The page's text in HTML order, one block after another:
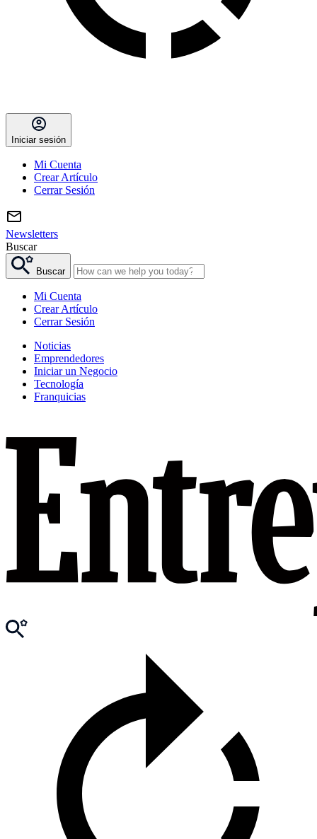
Iniciar sesión
Mi Cuenta
Crear Artículo
Cerrar Sesión
Newsletters
Buscar
Buscar
Mi Cuenta
Crear Artículo
Cerrar Sesión
Noticias
Emprendedores
Iniciar un Negocio
Tecnología
Franquicias